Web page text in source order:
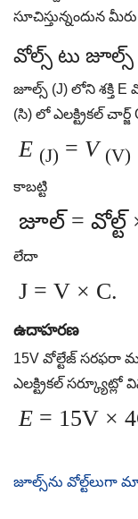
సూచిస్తున్నందున
వోల్స్ టు జూల్స్
జూల్స్ (J) లోని శక్తి
(సి) లో ఎలక్ట్రికల్ చార్జ్
E (J) = V (V)
కాబట్టి
జూల్ = వోల్ట్
లేదా
J = V × C.
ఉదాహరణ
15V వోల్టేజ్ సరఫరా
ఎలక్ట్రికల్
E = 15V ×
జూల్స్‌ను వోల్ట్‌లుగా